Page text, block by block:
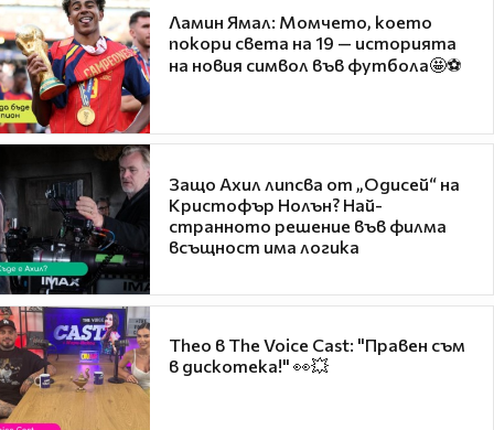
Ламин Ямал: Момчето, което
покори света на 19 — историята
на новия символ във футбола🤩⚽
Защо Ахил липсва от „Одисей“ на
Кристофър Нолън? Най-
странното решение във филма
всъщност има логика
Theo в The Voice Cast: "Правен съм
в дискотека!" 👀💥